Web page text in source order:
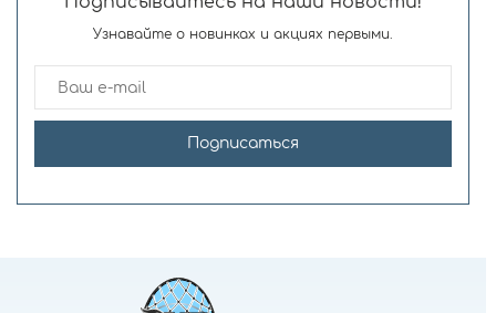
Узнавайте о новинках и акциях первыми.
Подписаться